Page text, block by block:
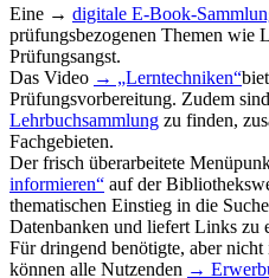
Eine → digitale E-Book-
prüfungsbezogenen Themen wie
Prüfungsangst.
Das Video → „Lerntechniken“
Prüfungsvorbereitung. Zudem sind
Lehrbuchsammlung zu finden,
Fachgebieten.
Der frisch überarbeitete
informieren“ auf der
thematischen Einstieg in die
Datenbanken und liefert Links zu
Für dringend benötigte, aber
können alle Nutzenden →